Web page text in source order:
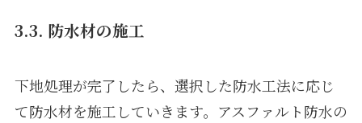
3.3. 防水材の施工
下地処理が完了したら、選択した防水工法に応じ
て防水材を施工していきます。アスファルト防水の